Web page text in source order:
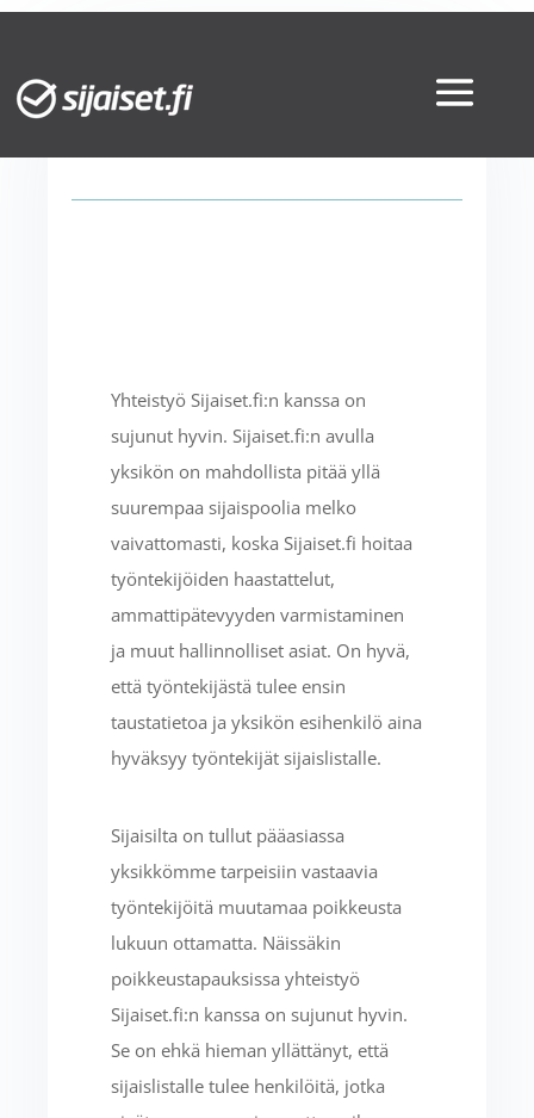
Henkilöstöpalvelun avulla
laajemman sijaispoolin ylläpito
Yhteistyö Sijaiset.fi:n kanssa on
sujunut hyvin. Sijaiset.fi:n avulla
yksikön on mahdollista pitää yllä
suurempaa sijaispoolia melko
vaivattomasti, koska Sijaiset.fi hoitaa
työntekijöiden haastattelut,
ammattipätevyyden varmistaminen
ja muut hallinnolliset asiat. On hyvä,
että työntekijästä tulee ensin
taustatietoa ja yksikön esihenkilö aina
hyväksyy työntekijät sijaislistalle.
Sijaisilta on tullut pääasiassa
yksikkömme tarpeisiin vastaavia
työntekijöitä muutamaa poikkeusta
lukuun ottamatta. Näissäkin
poikkeustapauksissa yhteistyö
Sijaiset.fi:n kanssa on sujunut hyvin.
Se on ehkä hieman yllättänyt, että
sijaislistalle tulee henkilöitä, jotka